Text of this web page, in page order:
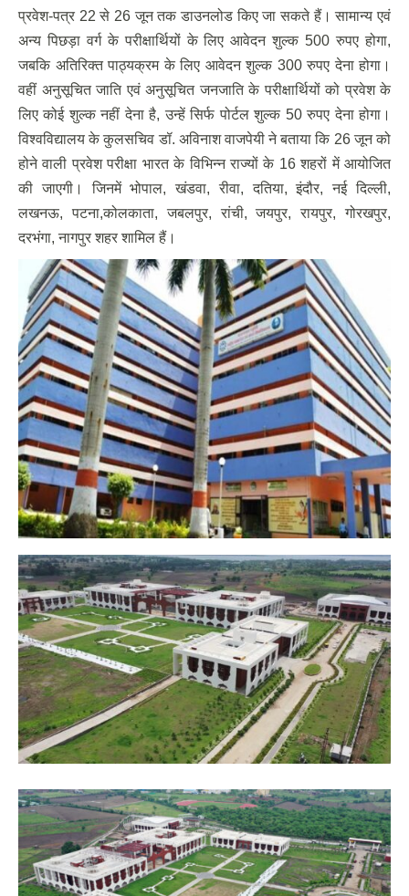
प्रवेश-पत्र 22 से 26 जून तक डाउनलोड किए जा सकते हैं। सामान्य एवं
अन्य पिछड़ा वर्ग के परीक्षार्थियों के लिए आवेदन शुल्क 500 रुपए होगा,
जबकि अतिरिक्त पाठ्यक्रम के लिए आवेदन शुल्क 300 रुपए देना होगा।
वहीं अनुसूचित जाति एवं अनुसूचित जनजाति के परीक्षार्थियों को प्रवेश के
लिए कोई शुल्क नहीं देना है, उन्हें सिर्फ पोर्टल शुल्क 50 रुपए देना होगा।
विश्वविद्यालय के कुलसचिव डॉ. अविनाश वाजपेयी ने बताया कि 26 जून को
होने वाली प्रवेश परीक्षा भारत के विभिन्न राज्यों के 16 शहरों में आयोजित
की जाएगी। जिनमें भोपाल, खंडवा, रीवा, दतिया, इंदौर, नई दिल्ली,
लखनऊ, पटना,कोलकाता, जबलपुर, रांची, जयपुर, रायपुर, गोरखपुर,
दरभंगा, नागपुर शहर शामिल हैं।